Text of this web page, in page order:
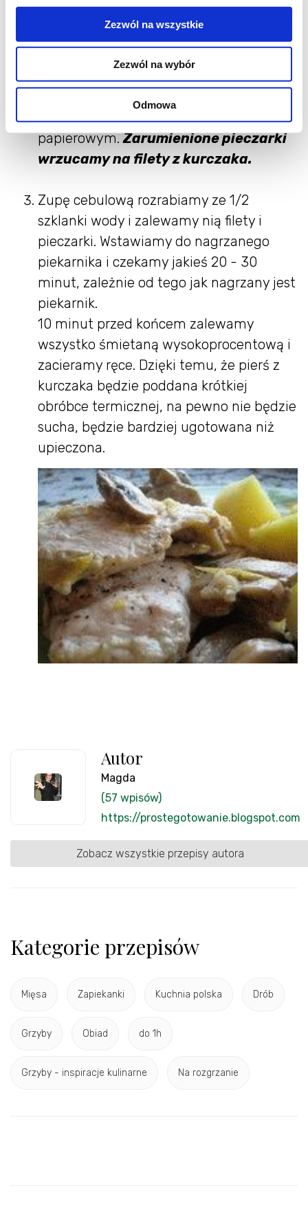
Zezwól na wszystkie
Zezwól na wybór
Odmowa
Pokrojone pieczarki podsmażamy na
maśle, woda musi z nich wyparować.
Starajmy się nie myć pieczarek, bo
nasiąkną wodą. Wystarczy ich kapelusze
przetrzeć zwilżonym ręcznikiem
papierowym.Zarumienione pieczarki
wrzucamy na filety z kurczaka.
Zupę cebulową rozrabiamy ze 1/2
szklanki wody i zalewamy nią filety i
pieczarki. Wstawiamy do nagrzanego
piekarnika i czekamy jakieś 20 - 30
minut, zależnie od tego jak nagrzany jest
piekarnik.
10 minut przed końcem zalewamy
wszystko śmietaną wysokoprocentową i
zacieramy ręce. Dzięki temu, że pierś z
kurczaka będzie poddana krótkiej
obróbce termicznej, na pewno nie będzie
sucha, będzie bardziej ugotowana niż
upieczona.
Autor
Magda
(57 wpisów)
https://prostegotowanie.blogspot.com
Zobacz wszystkie przepisy autora
Kategorie przepisów
Mięsa Zapiekanki Kuchnia polska Drób
Grzyby Obiad do 1h
Grzyby - inspiracje kulinarne Na rozgrzanie